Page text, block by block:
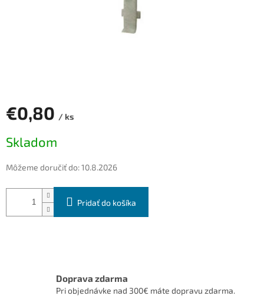
€0,80 / ks
cena:
Skladom
Môžeme doručiť do:10.8.2026
Pridať do košíka
Doprava zdarma
Pri objednávke nad 300€ máte dopravu zdarma.